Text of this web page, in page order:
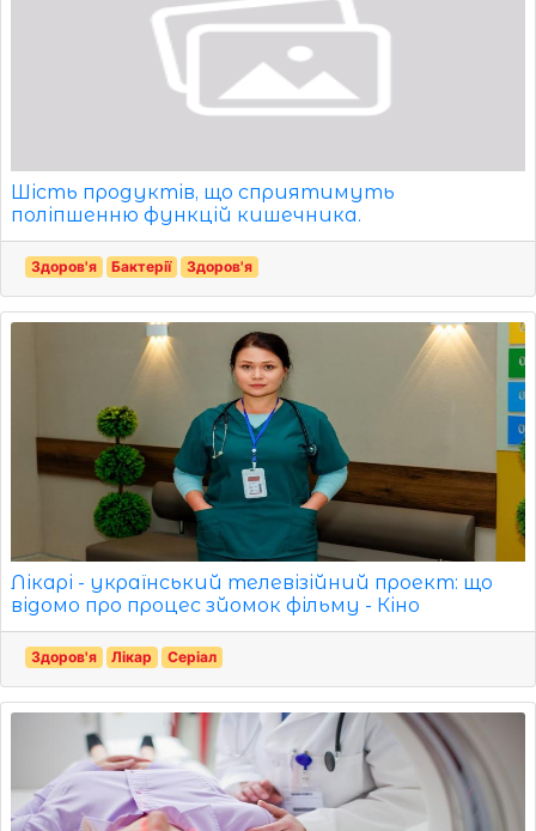
Шість продуктів, що сприятимуть
поліпшенню функцій кишечника.
Здоров'я Бактерії Здоров'я
Лікарі - український телевізійний проект: що
відомо про процес зйомок фільму - Кіно
Здоров'я Лікар Серіал